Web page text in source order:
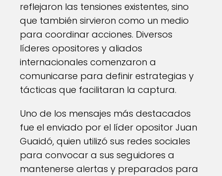
reflejaron las tensiones existentes, sino
que también sirvieron como un medio
para coordinar acciones. Diversos
líderes opositores y aliados
internacionales comenzaron a
comunicarse para definir estrategias y
tácticas que facilitaran la captura.
Uno de los mensajes más destacados
fue el enviado por el líder opositor Juan
Guaidó, quien utilizó sus redes sociales
para convocar a sus seguidores a
mantenerse alertas y preparados para